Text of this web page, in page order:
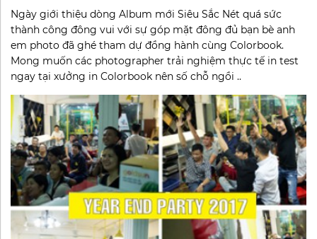
Ngày giới thiệu dòng Album mới Siêu Sắc Nét quá sức
thành công đông vui với sự góp mặt đông đủ bạn bè anh
em photo đã ghé tham dự đồng hành cùng Colorbook.
Mong muốn các photographer trải nghiệm thực tế in test
ngay tại xưởng in Colorbook nên số chỗ ngồi ..